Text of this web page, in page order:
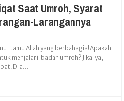
Saat Umroh, Syarat
Larangannya
tamu Allah yang berbahagia! Apakah
menjalani ibadah umroh? Jika iya,
Di a...